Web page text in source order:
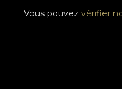
Vous pouvez vérifier